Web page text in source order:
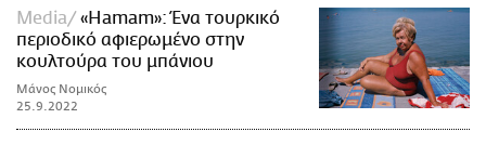
Media
«Hamam»: Ένα τουρκικό
περιοδικό αφιερωμένο στην
κουλτούρα του μπάνιου
Μάνος Νομικός
25.9.2022